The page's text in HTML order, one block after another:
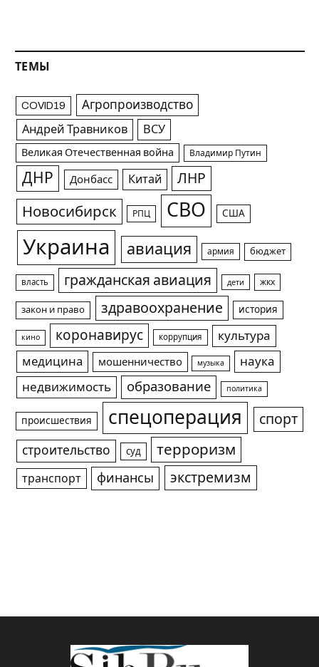
ТЕМЫ
COVID19 Агропроизводство
Андрей Травников ВСУ
Великая Отечественная война Владимир Путин
ДНР Донбасс Китай ЛНР
Новосибирск РПЦ СВО США
Украина авиация армия бюджет
власть гражданская авиация дети жкх
закон и право здравоохранение история
кино коронавирус коррупция
культура
медицина
мошенничество музыка
наука
недвижимость
образование политика
происшествия спецоперация спорт
строительство суд терроризм
транспорт финансы экстремизм